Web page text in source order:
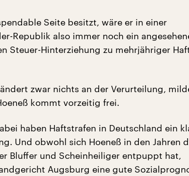
Seite besitzt, wäre er in einer
Republik also immer noch ein
Steuer-Hinterziehung zu mehrjähriger
zwar nichts an der Verurteilung,
kommt vorzeitig frei.
haben Haftstrafen in Deutschland ein
Und obwohl sich Hoeneß in den Jahren
Bluffer und Scheinheiliger entpuppt hat,
Augsburg eine gute